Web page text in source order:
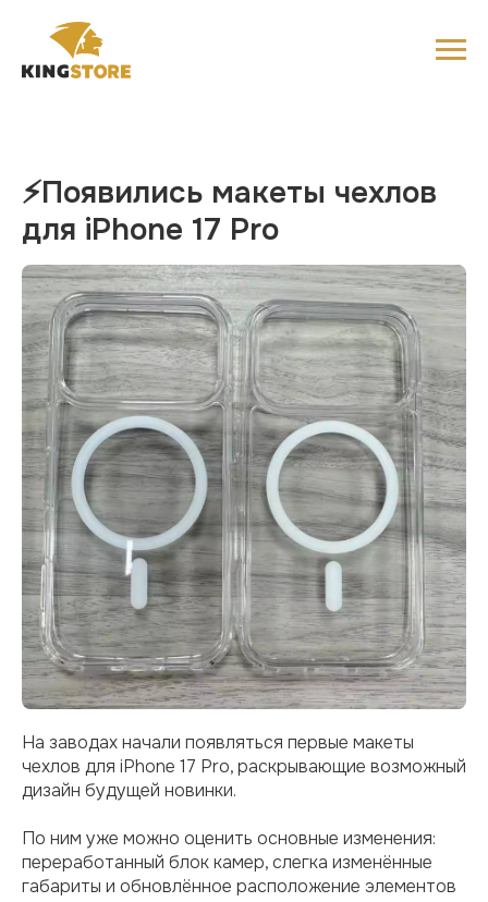
⚡️Появились макеты чехлов
для iPhone 17 Pro
На заводах начали появляться первые макеты
чехлов для iPhone 17 Pro, раскрывающие возможный
дизайн будущей новинки.
По ним уже можно оценить основные изменения:
переработанный блок камер, слегка изменённые
габариты и обновлённое расположение элементов